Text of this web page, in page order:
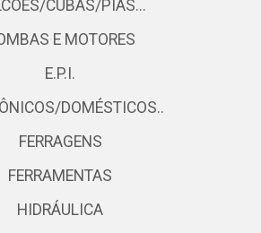
CUBAS/PIAS...
E MOTORES
E.P.I.
DOMÉSTICOS..
FERRAGENS
FERRAMENTAS
HIDRÁULICA